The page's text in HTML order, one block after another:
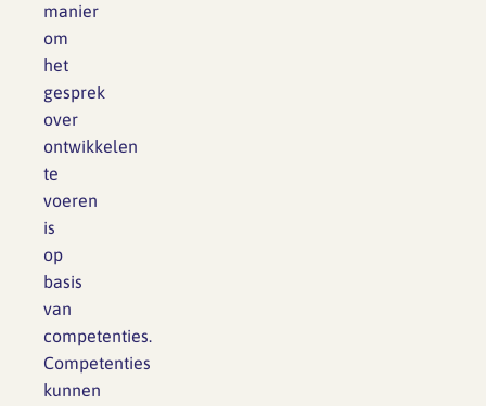
manier
om
het
gesprek
over
ontwikkelen
te
voeren
is
op
basis
van
competenties.
Competenties
kunnen